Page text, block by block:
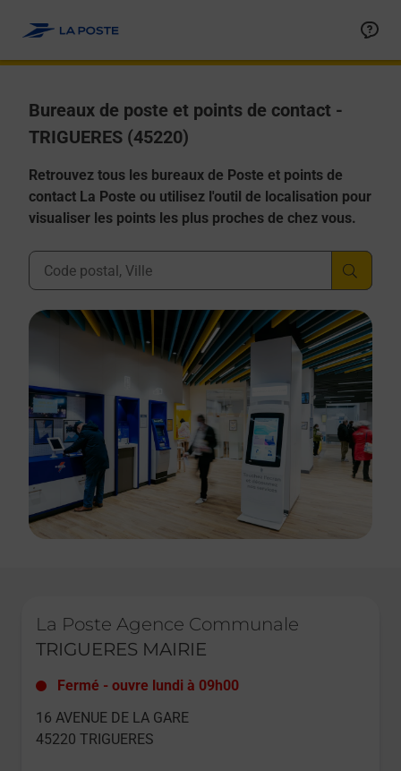
Bureaux de poste et points de contact -
TRIGUERES (45220)
Retrouvez tous les bureaux de Poste et points de
contact La Poste ou utilisez l'outil de localisation pour
visualiser les points les plus proches de chez vous.
Ville, Département, Code Postal
La Poste Agence Communale
TRIGUERES MAIRIE
Fermé - ouvre lundi à 09h00
16 AVENUE DE LA GARE
45220 TRIGUERES